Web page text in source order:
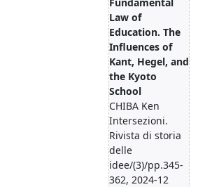
Law of
Education. The
Influences of
Kant, Hegel, and
the Kyoto
School
CHIBA Ken
Intersezioni.
Rivista di storia
delle
idee/(3)/pp.345-
362, 2024-12